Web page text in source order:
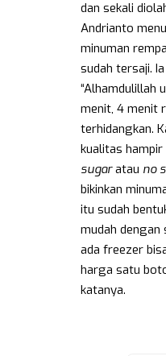
dan sekali
Andrianto
minuman
sudah tersaji.
“Alhamdulillah
menit, 4 menit
terhidangkan.
kualitas hampir
sugaratau no
bikinkan
itu sudah
mudah dengan
ada freezer
harga satu
katanya.